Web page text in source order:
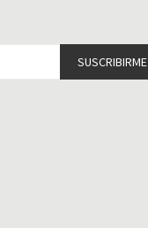
SUSCRIBIRME